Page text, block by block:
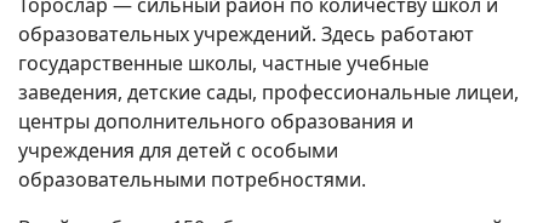
образовательных учреждений. Здесь работают
государственные школы, частные учебные
заведения, детские сады, профессиональные лицеи,
центры дополнительного образования и
учреждения для детей с особыми
образовательными потребностями.